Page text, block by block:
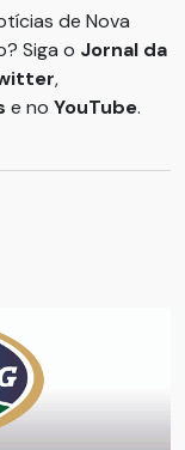
de Nova
Siga o Jornal da
,
e no YouTube.